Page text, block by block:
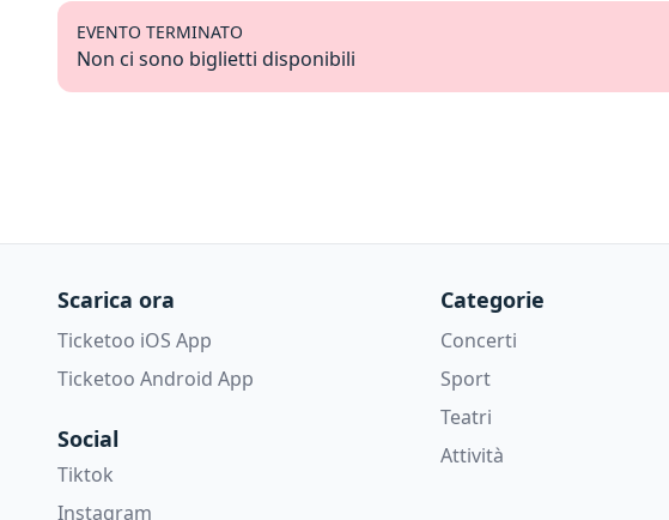
EVENTO TERMINATO
Non ci sono biglietti disponibili
Scarica ora
Ticketoo iOS App
Ticketoo Android App
Social
Tiktok
Instagram
Categorie
Concerti
Sport
Teatri
Attività